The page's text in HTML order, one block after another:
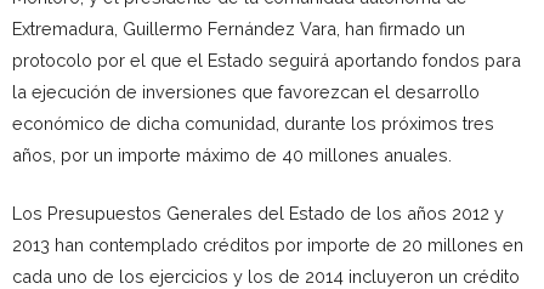
Extremadura, Guillermo Fernández Vara, han firmado un
protocolo por el que el Estado seguirá aportando fondos para
la ejecución de inversiones que favorezcan el desarrollo
económico de dicha comunidad, durante los próximos tres
años, por un importe máximo de 40 millones anuales.
L os Presupuestos Generales del Estado de los años 2012 y
2013 han contemplado créditos por importe de 20 millones en
cada uno de los ejercicios y los de 2014 incluyeron un crédito